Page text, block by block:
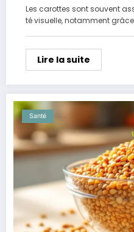
Les carottes sont souvent
té visuelle, notamment
Lire la suite
Santé